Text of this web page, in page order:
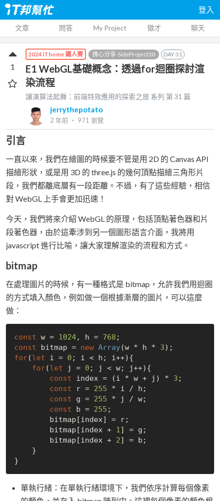
登入
文章 問答 My Project 徵才 聊天
2024 iThome 鐵人賽 佛心分享-SideProject30 DAY31
E1 WebGL基礎概念：透過for迴圈探討渲
染流程
讓演算法起舞：前端特效應用的探索之旅 系列 第31 篇
jerrythepotato
2 年前 ‧ 971 瀏覽
1
引言
一直以來，我們在繪圖的時候要不管是用 2D 的 Canvas API
描繪形狀，或是用 3D 的 three.js 的幾何頂點描繪三角形片
段，我們都離底層有一段距離。不過，有了這些經驗，相信
對 WebGL 上手會更加迅速！
今天，我們將來介紹 WebGL 的原理，包括頂點著色器和片
段著色器，由於這牽涉到另一個圖形語言介面，我將用
javascript 進行比喻，讓大家理解渲染的流程和方式。
bitmap
在處理圖片的時候，有一種格式是 bitmap，允許我們用迴圈
的方式填入顏色，例如做一個根據漸層的圖片，可以這麼
做：
const w = 1024, h = 768
const bitmap = new Array(w * h * 3
for(let i = 0 ; i < h; i++){
for(let j = 0 ; j < w; j++){
const index = (i * w + j) * 3 ;
const r = 255 * i / h;
const g = 255 * j / w;
const b = 255 ;
        bitmap[index +
1] = g;
        bitmap[index +
2] = b;
單執行緒：在單執行緒環境下，我們依序計算每個像素